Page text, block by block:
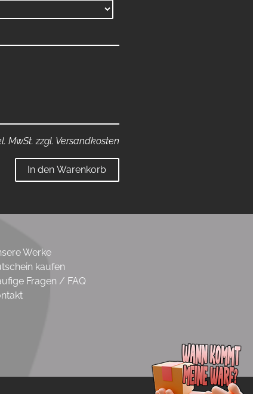
MwSt. zzgl. Versandkosten
In den Warenkorb
Werke
kaufen
Fragen / FAQ